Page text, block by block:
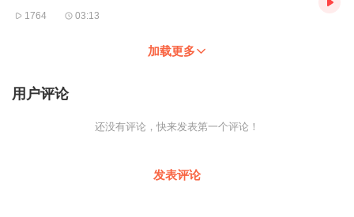
1764 03:13
加载更多
用户评论
还没有评论，快来发表第一个评论！
发表评论